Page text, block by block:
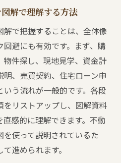
を事前に把握するメリッ
動産売買の流れ整理術
不動産売買の手順解説
る不動産売買の流れ比較
しない流れのチェック方
たい不動産売買の流れ
の進め方とは
して進めるための準備ポ
解で理解する方法
で把握することは、全体像
避にも有効です。まず、購
件探し、現地見学、資金計
、売買契約、住宅ローン申
いう流れが一般的です。各段
リストアップし、図解資料
感的に理解できます。不動
使って説明されているた
進められます。